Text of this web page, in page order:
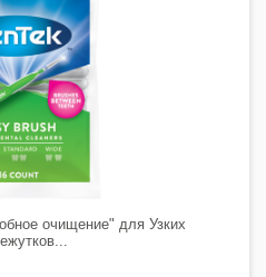
очищение" для Узких